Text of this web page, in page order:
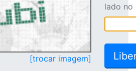
[trocar imagem]
lado no